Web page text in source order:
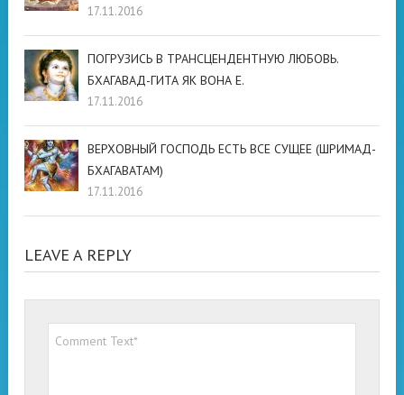
17.11.2016
ПОГРУЗИСЬ В ТРАНСЦЕНДЕНТНУЮ ЛЮБОВЬ.
БХАГАВАД-ГИТА ЯК ВОНА Е.
17.11.2016
ВЕРХОВНЫЙ ГОСПОДЬ ЕСТЬ ВСЕ СУЩЕЕ (ШРИМАД-
БХАГАВАТАМ)
17.11.2016
LEAVE A REPLY